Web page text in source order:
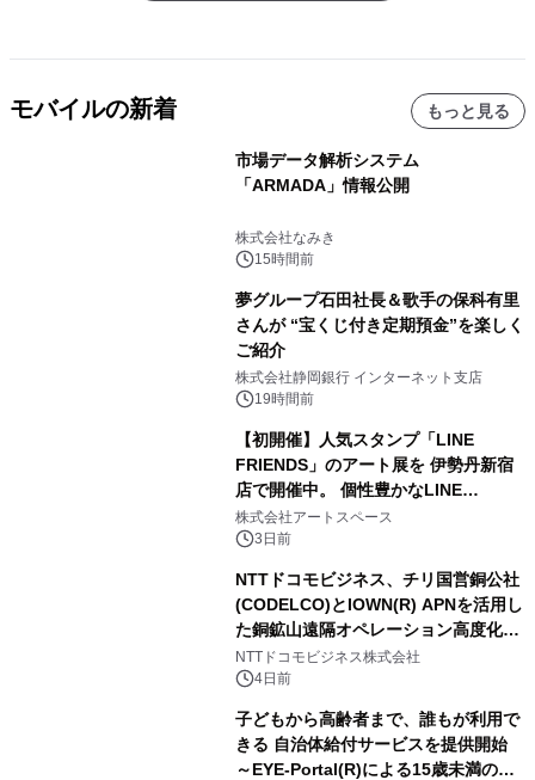
モバイルの新着 もっと見る
市場データ解析システム
「ARMADA」情報公開
株式会社なみき
15時間前
夢グループ石田社長＆歌手の保科有里
さんが “宝くじ付き定期預金”を楽しく
ご紹介
株式会社静岡銀行 インターネット支店
19時間前
【初開催】人気スタンプ「LINE
FRIENDS」のアート展を 伊勢丹新宿
店で開催中。 個性豊かなLINE
FRIENDSの仲間たちが インテリアア
ートとして新たな魅力を発信。
株式会社アートスペース
3日前
NTTドコモビジネス、チリ国営銅公社
(CODELCO)とIOWN(R) APNを活用し
た銅鉱山遠隔オペレーション高度化に
向けた調査・実証を開始
NTTドコモビジネス株式会社
4日前
子どもから高齢者まで、誰もが利用で
きる 自治体給付サービスを提供開始
～EYE-Portal(R)による15歳未満の本